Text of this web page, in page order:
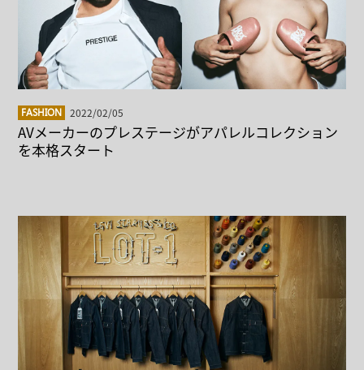
FASHION 2022/02/05
AVメーカーのプレステージがアパレルコレクション
を本格スタート